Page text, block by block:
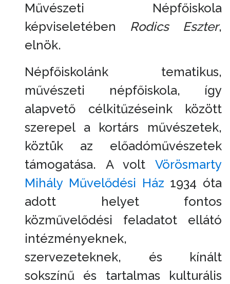
Művészeti Népfőiskola
képviseletében Rodics Eszter,
elnök.
Népfőiskolánk tematikus,
művészeti népfőiskola, így
alapvető célkitűzéseink között
szerepel a kortárs művészetek,
köztük az előadóművészetek
támogatása. A volt Vörösmarty
Mihály Művelődési Ház 1934 óta
adott helyet fontos
közművelődési feladatot ellátó
intézményeknek,
szervezeteknek, és kínált
sokszínű és tartalmas kulturális